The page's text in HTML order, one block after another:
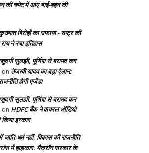
की चपेट में आए भाई-बहन की
गिरोहों का सफाया - राष्ट्र की
ने रचा इतिहास
सुलझी, पूर्णिया से बरामद कर
on तेजस्वी यादव का बड़ा ऐलान:
होगी एजेंडा
सुलझी, पूर्णिया से बरामद कर
on HDFC बैंक ने वायरल ऑडियो
किया इनकार
धर्म नहीं, विकास की राजनीति
में हाहाकार: मैक्रॉन सरकार के